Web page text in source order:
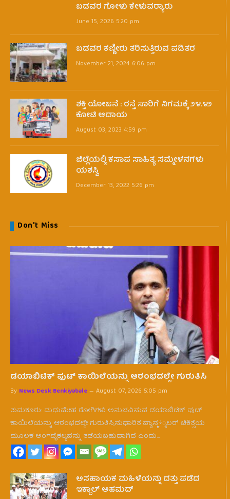
ಬಡವರ ಗೋಳು ಕೇಳುವರ‍್ಯಾರು
June 15, 2026 5:20 pm
ಬಡವರ ಕಣ್ಣೀರು ತರಿಸುತ್ತಿರುವ ಪಡಿತರ
November 21, 2024 6:06 pm
ಶಕ್ತಿ ಯೋಜನೆ : ರಸ್ತೆ ಸಾರಿಗೆ ನಿಗಮಕ್ಕೆ ೨೪.೪೨
ಕೋಟಿ ಆದಾಯ
August 03, 2023 4:59 pm
ಜಿಲ್ಲೆಯಲ್ಲಿ ಕಸಾಪ ಸಾಹಿತ್ಯ ಸಮ್ಮೇಳನಗಳು
ಯಶಸ್ವಿ
December 13, 2022 5:26 pm
Don't Miss
ಡಯಾಬಿಟಿಕ್ ಪುಟ್ ಕಾಯಿಲೆಯನ್ನು ಆರಂಭದಲ್ಲೇ ಗುರುತಿಸಿ
By News Desk Benkiyabale August 07, 2026 5:05 pm
ತುಮಕೂರು: ಮಧುಮೇಹ ರೋಗಿಗಳು ಅನುಭವಿಸುವ ಡಯಾಬಿಟಿಕ್ ಪುಟ್
ಕಾಯಿಲೆಯನ್ನು ಆರಂಭದಲ್ಲೇ ಗುರುತಿಸಿ,ಸುಧಾರಿತ ವ್ಯಾಸ್ಕ÷್ಯಲರ್ ಚಿಕಿತ್ಸೆಯ
ಮೂಲಕ ಅಂಗವೈಕಲ್ಯವನ್ನು ತಡೆಯಬಹುದಾಗಿದೆ ಎಂದು…
ಅಸಹಾಯಕ ಮಹಿಳೆಯನ್ನು ದತ್ತು ಪಡೆದ
ಇಕ್ಬಾಲ್ ಅಹಮದ್